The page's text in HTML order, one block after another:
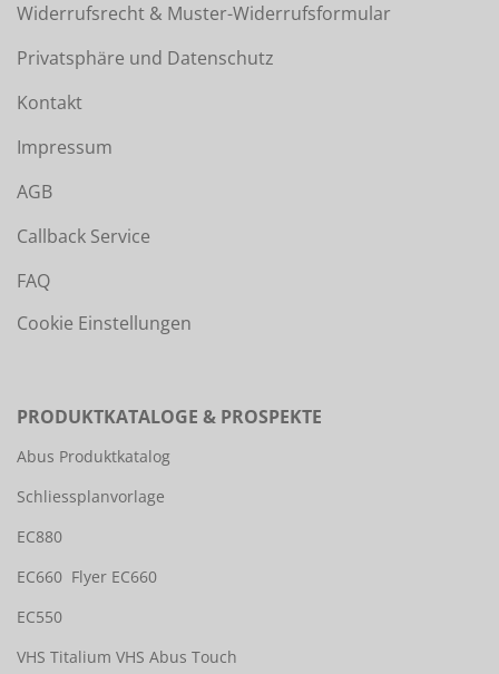
Widerrufsrecht & Muster-Widerrufsformular
Privatsphäre und Datenschutz
Kontakt
Impressum
AGB
Callback Service
FAQ
Cookie Einstellungen
PRODUKTKATALOGE & PROSPEKTE
Abus Produktkatalog
Schliessplanvorlage
EC880
EC660 Flyer EC660
EC550
VHS Titalium VHS Abus Touch